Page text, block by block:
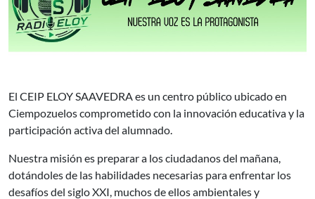
El CEIP ELOY SAAVEDRA es un centro público ubicado en
Ciempozuelos comprometido con la innovación educativa y la
participación activa del alumnado.
Nuestra misión es preparar a los ciudadanos del mañana,
dotándoles de las habilidades necesarias para enfrentar los
desafíos del siglo XXI, muchos de ellos ambientales y